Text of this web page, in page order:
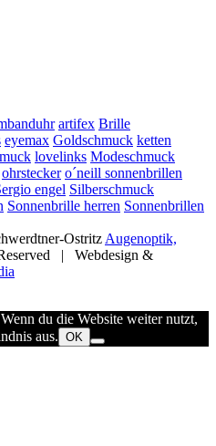
artifex Brille
eyemax Goldschmuck ketten
lovelinks Modeschmuck
ohrstecker o´neill sonnenbrillen
engel Silberschmuck
Sonnenbrille herren Sonnenbrillen
Ostritz Augenoptik,
| Webdesign &
du die Website weiter nutzt,
aus. OK